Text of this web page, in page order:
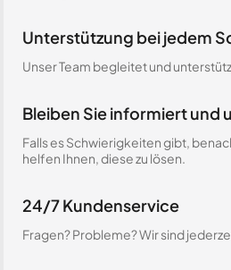
Unterstützung bei jedem
Unser Team begleitet und
Bleiben Sie informiert und
Falls es Schwierigkeiten gibt,
helfen Ihnen, diese zu lösen.
24/7 Kundenservice
Fragen? Probleme? Wir sind